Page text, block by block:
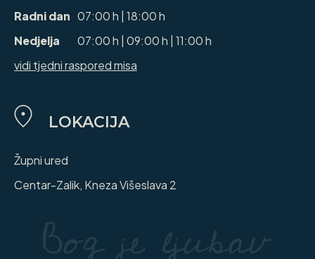
Radni dan 07:00 h | 18:00 h
Nedjelja
07:00 h | 09:00 h | 11:00 h
vidi tjedni raspored misa
LOKACIJA
Župni ured
Centar-Zalik, Kneza Višeslava 2